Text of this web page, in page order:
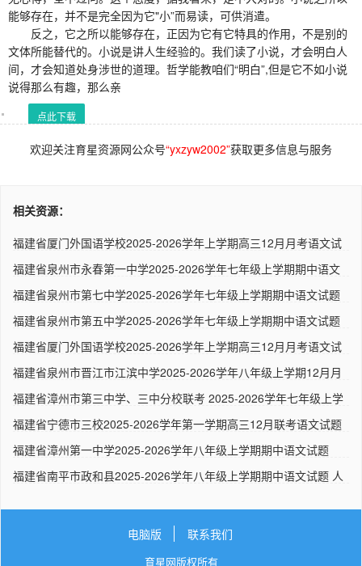
能够存在，并不是完全因为它"小”而易读，可供消遣。
反之，它之所以能够存在，正因为它有它特具的作用，不是别的
文体所能替代的。小说是讲人生经验的。我们读了小说，才会明白人
间，才会知道处身涉世的道理。哲学能教咱们“明白”,但是它不如小说
说得那么有趣，那么亲
点此下载
欢迎关注育星资源网公众号“yxzyw2002”获取更多信息与服务
相关资源：
福建省厦门外国语学校2025-2026学年上学期高三12月月考语文试
福建省泉州市永春第一中学2025-2026学年七年级上学期期中语文
福建省泉州市第七中学2025-2026学年七年级上学期期中语文试题
福建省泉州市第五中学2025-2026学年七年级上学期期中语文试题
福建省厦门外国语学校2025-2026学年上学期高三12月月考语文试
福建省泉州市晋江市江滨中学2025-2026学年八年级上学期12月月
福建省漳州市第三中学、三中分校联考 2025-2026学年七年级上学
福建省宁德市三校2025-2026学年第一学期高三12月联考语文试题
福建省漳州第一中学2025-2026学年八年级上学期期中语文试题
福建省南平市政和县2025-2026学年八年级上学期期中语文试题 人
电脑版 联系我们
育星网版权所有